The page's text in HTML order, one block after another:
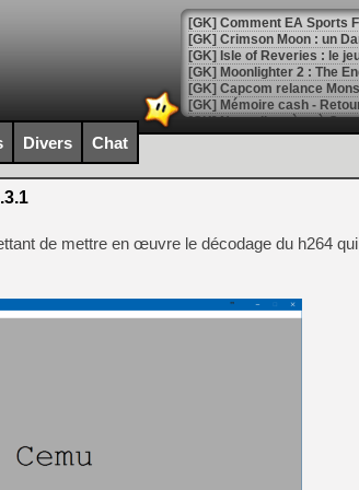
[GK] Comment EA Sports
[GK] Crimson Moon : un
[GK] Isle of Reveries : le
[GK] Moonlighter 2 : The
[GK] Capcom relance
[Mo5] Deux inédits du
[GK] Le beat'em up The
[GK] Endless Legend 2 :
[LS] [PS5] Le WebKit
[GK] Oubliez Crazy Taxi,
[LS] [Switch] NSZ 5.0.0
[GK] No More Room in
[GK] Un chatbot Atelier
[GK] Mémoire cash -
Divers Chat
de mettre en œuvre le décodage du h264 qui